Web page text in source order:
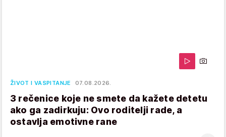
ŽIVOT I VASPITANJE 07.08.2026.
3 rečenice koje ne smete da kažete detetu
ako ga zadirkuju: Ovo roditelji rade, a
ostavlja emotivne rane